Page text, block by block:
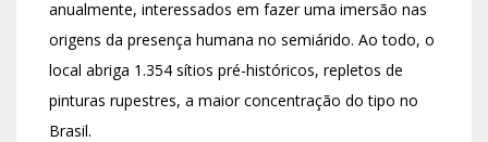
anualmente, interessados em fazer uma imersão nas
origens da presença humana no semiárido. Ao todo, o
local abriga 1.354 sítios pré-históricos, repletos de
pinturas rupestres, a maior concentração do tipo no
Brasil.